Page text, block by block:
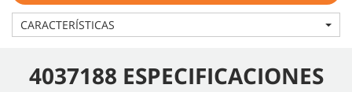
CARACTERÍSTICAS
4037188 ESPECIFICACIONES